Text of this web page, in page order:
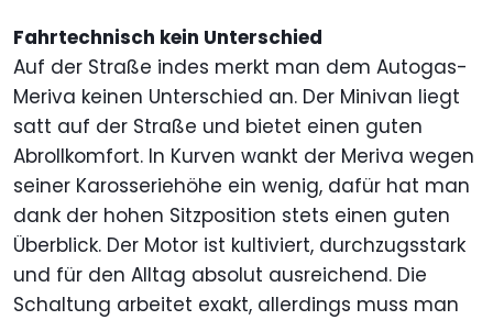
Fahrtechnisch kein Unterschied
Auf der Straße indes merkt man dem Autogas-
Meriva keinen Unterschied an. Der Minivan liegt
satt auf der Straße und bietet einen guten
Abrollkomfort. In Kurven wankt der Meriva wegen
seiner Karosseriehöhe ein wenig, dafür hat man
dank der hohen Sitzposition stets einen guten
Überblick. Der Motor ist kultiviert, durchzugsstark
und für den Alltag absolut ausreichend. Die
Schaltung arbeitet exakt, allerdings muss man